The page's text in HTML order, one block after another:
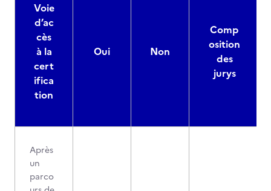
Voie
d’ac
cès
à la
cert
ifica
tion
Oui Non
Comp
osition
des
jurys
Après
un
parco